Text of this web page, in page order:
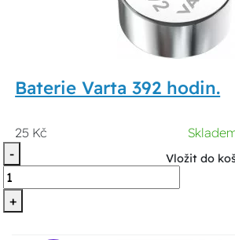
Baterie Varta 392 hodin.
25 Kč
-
+
Vložit do